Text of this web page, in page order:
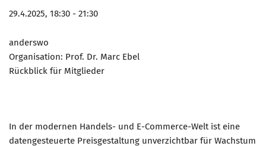
29.4.2025, 18:30 - 21:30
anderswo
Organisation: Prof. Dr. Marc Ebel
Rückblick für Mitglieder
In der modernen Handels- und E-Commerce-Welt ist eine
datengesteuerte Preisgestaltung unverzichtbar für Wachstum